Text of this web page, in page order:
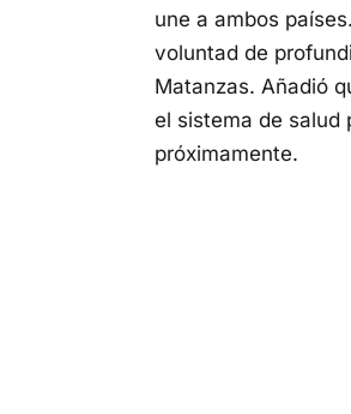
une a ambos
voluntad de
Matanzas. Añadió
el sistema de salud
próximamente.